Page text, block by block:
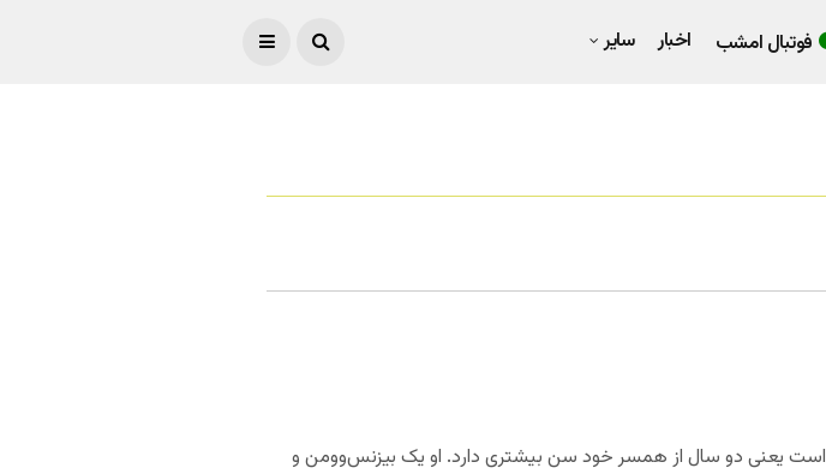
فوتبال امشب اخبار سایر
ناگور آرانبورو همسر ژابی آلونسو چندسالی از او بزرگتر است. او متولد 1979 است یعنی دو سال از همسر خود سن بیشتری دارد. او یک بیزنس‌وومن و